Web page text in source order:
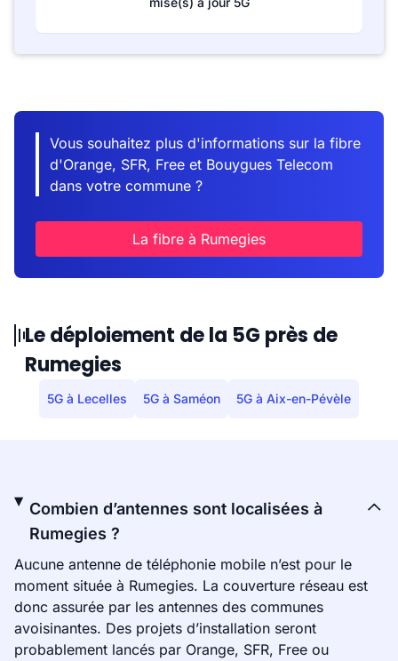
Vous souhaitez plus d'informations sur la fibre
d'Orange, SFR, Free et Bouygues Telecom
dans votre commune ?
La fibre à Rumegies
Le déploiement de la 5G près de
Rumegies
5G à Lecelles 5G à Saméon 5G à Aix-en-Pévèle
Combien d’antennes sont localisées à
Rumegies ?
Aucune antenne de téléphonie mobile n’est pour le
moment située à Rumegies. La couverture réseau est
donc assurée par les antennes des communes
avoisinantes. Des projets d’installation seront
probablement lancés par Orange, SFR, Free ou